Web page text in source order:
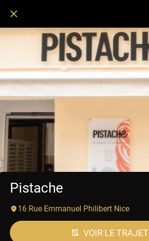
Pistache
16 Rue Emmanuel Philibert Nice
VOIR LE TRAJET